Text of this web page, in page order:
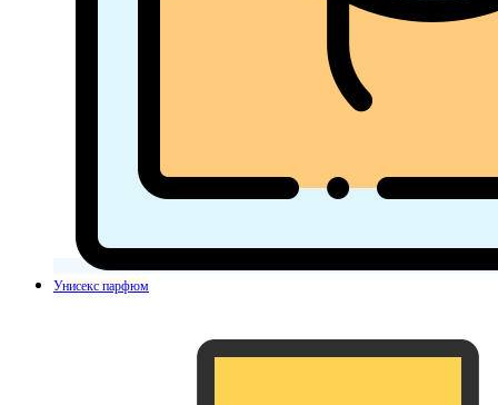
Унисекс парфюм